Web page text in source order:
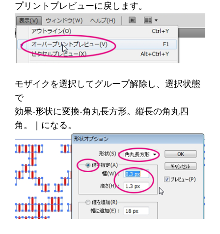
プリントプレビューに戻します。
モザイクを選択してグループ解除し、選択状態
で
効果-形状に変換-角丸長方形。縦長の角丸四
角。｜になる。